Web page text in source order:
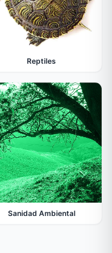
Reptiles
Sanidad Ambiental